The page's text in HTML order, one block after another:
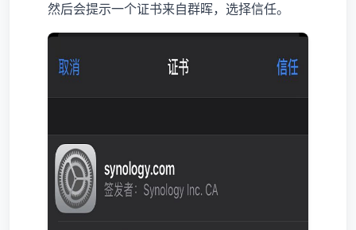
然后会提示一个证书来自群晖，选择信任。